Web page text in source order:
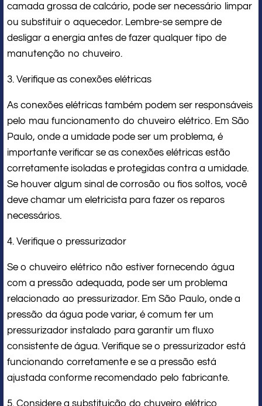
camada grossa de calcário, pode ser necessário limpar
ou substituir o aquecedor. Lembre-se sempre de
desligar a energia antes de fazer qualquer tipo de
manutenção no chuveiro.
3. Verifique as conexões elétricas
As conexões elétricas também podem ser responsáveis
pelo mau funcionamento do chuveiro elétrico. Em São
Paulo, onde a umidade pode ser um problema, é
importante verificar se as conexões elétricas estão
corretamente isoladas e protegidas contra a umidade.
Se houver algum sinal de corrosão ou fios soltos, você
deve chamar um eletricista para fazer os reparos
necessários.
4. Verifique o pressurizador
Se o chuveiro elétrico não estiver fornecendo água
com a pressão adequada, pode ser um problema
relacionado ao pressurizador. Em São Paulo, onde a
pressão da água pode variar, é comum ter um
pressurizador instalado para garantir um fluxo
consistente de água. Verifique se o pressurizador está
funcionando corretamente e se a pressão está
ajustada conforme recomendado pelo fabricante.
5. Considere a substituição do chuveiro elétrico